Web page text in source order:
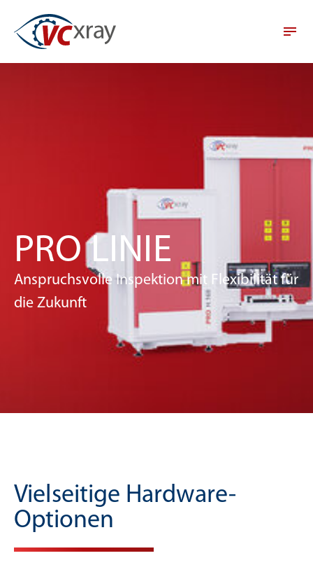
PRO LINIE
Anspruchsvolle Inspektion mit Flexibilität für
die Zukunft
Vielseitige Hardware-
Optionen